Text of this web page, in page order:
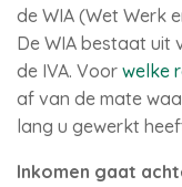
de WIA (Wet Werk
De WIA bestaat uit
de IVA. Voor welke
af van de mate
lang u gewerkt
Inkomen gaat